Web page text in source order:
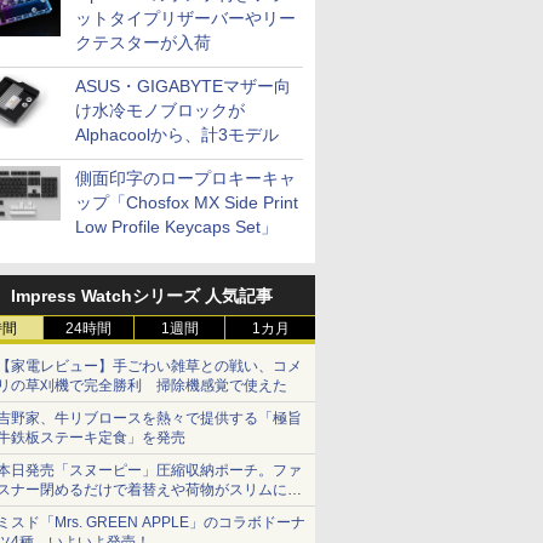
ットタイプリザーバーやリー
クテスターが入荷
ASUS・GIGABYTEマザー向
け水冷モノブロックが
Alphacoolから、計3モデル
側面印字のロープロキーキャ
ップ「Chosfox MX Side Print
Low Profile Keycaps Set」
Impress Watchシリーズ 人気記事
24時間 1週間 1カ月
家電レビュー】手ごわい雑草との戦い、コメ
の草刈機で完全勝利 掃除機感覚で使えた
野家、牛リブロースを熱々で提供する「極旨
鉄板ステーキ定食」を発売
日発売「スヌーピー」圧縮収納ポーチ。ファ
ナー閉めるだけで着替えや荷物がスリムにま
まる
スド「Mrs. GREEN APPLE」のコラボドーナ